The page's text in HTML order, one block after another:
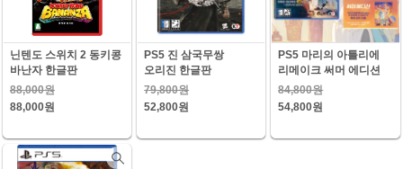
닌텐도 스위치 2 동키콩
바난자 한글판
88,000원
88,000원
PS5 진 삼국무쌍
오리진 한글판
79,800원
52,800원
PS5 마리의 아틀리에
리메이크 써머 에디션
84,800원
54,800원